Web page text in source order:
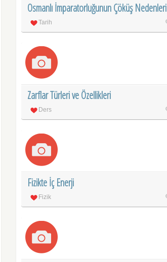
Osmanlı İmparatorluğunun Çöküş Nedenleri
Tarih
Zarflar Türleri ve Özellikleri
Ders
Fizikte İç Enerji
Fizik